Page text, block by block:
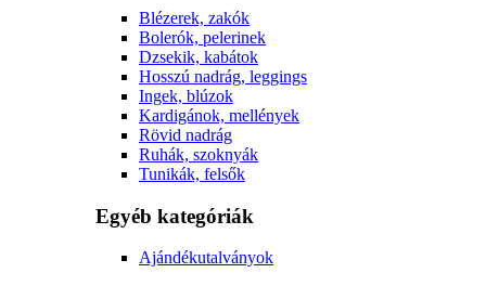
Blézerek, zakók
Bolerók, pelerinek
Dzsekik, kabátok
Hosszú nadrág, leggings
Ingek, blúzok
Kardigánok, mellények
Rövid nadrág
Ruhák, szoknyák
Tunikák, felsők
Egyéb kategóriák
Ajándékutalványok